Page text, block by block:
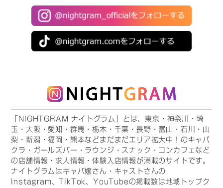
「NIGHTGRAM ナイトグラム」とは、東京・神奈川・埼
玉・大阪・愛知・群馬・栃木・千葉・長野・富山・石川・山
梨・新潟・福岡・熊本などまだまだエリア拡大中！のキャバ
クラ・ガールズバー・ラウンジ・スナック・コンカフェなど
の店舗情報・求人情報・体験入店情報が満載のサイトです。
ナイトグラムはキャバ嬢さん・キャストさんの
Instagram、TikTok、YouTubeの掲載数は地域トップク